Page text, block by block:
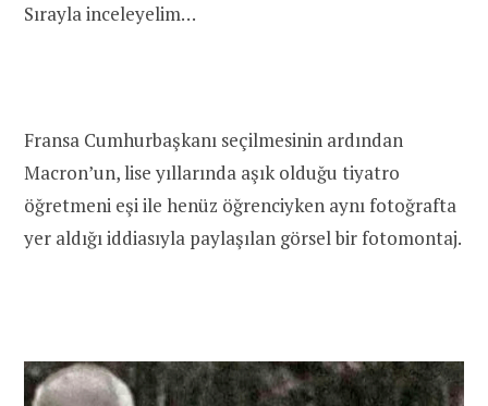
Sırayla inceleyelim…
Fransa Cumhurbaşkanı seçilmesinin ardından
Macron’un, lise yıllarında aşık olduğu tiyatro
öğretmeni eşi ile henüz öğrenciyken aynı fotoğrafta
yer aldığı iddiasıyla paylaşılan görsel bir fotomontaj.